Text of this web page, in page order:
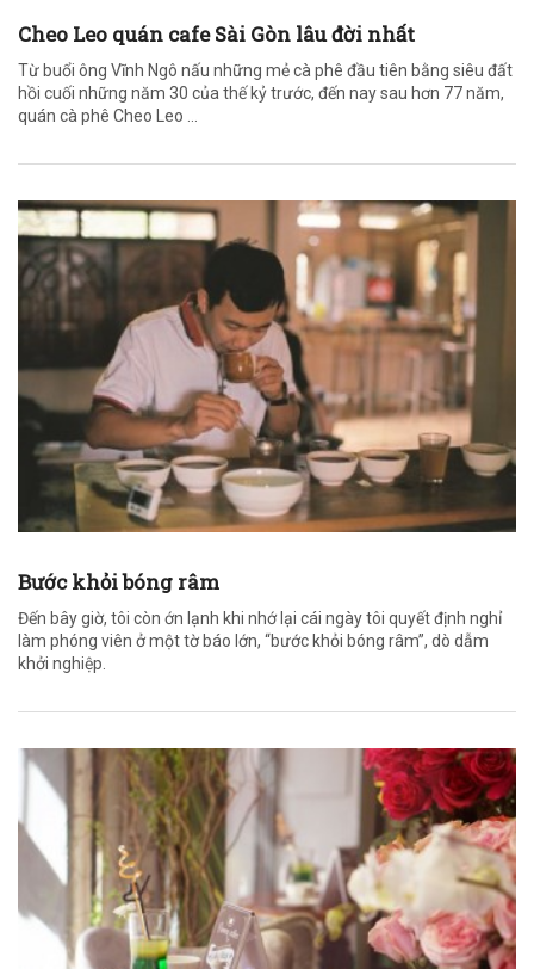
Cheo Leo quán cafe Sài Gòn lâu đời nhất
Từ buổi ông Vĩnh Ngô nấu những mẻ cà phê đầu tiên bằng siêu đất
hồi cuối những năm 30 của thế kỷ trước, đến nay sau hơn 77 năm,
quán cà phê Cheo Leo ...
Bước khỏi bóng râm
Đến bây giờ, tôi còn ớn lạnh khi nhớ lại cái ngày tôi quyết định nghỉ
làm phóng viên ở một tờ báo lớn, “bước khỏi bóng râm”, dò dẫm
khởi nghiệp.